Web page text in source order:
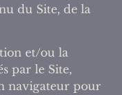
du Site, de la
et/ou la
par le Site,
navigateur pour